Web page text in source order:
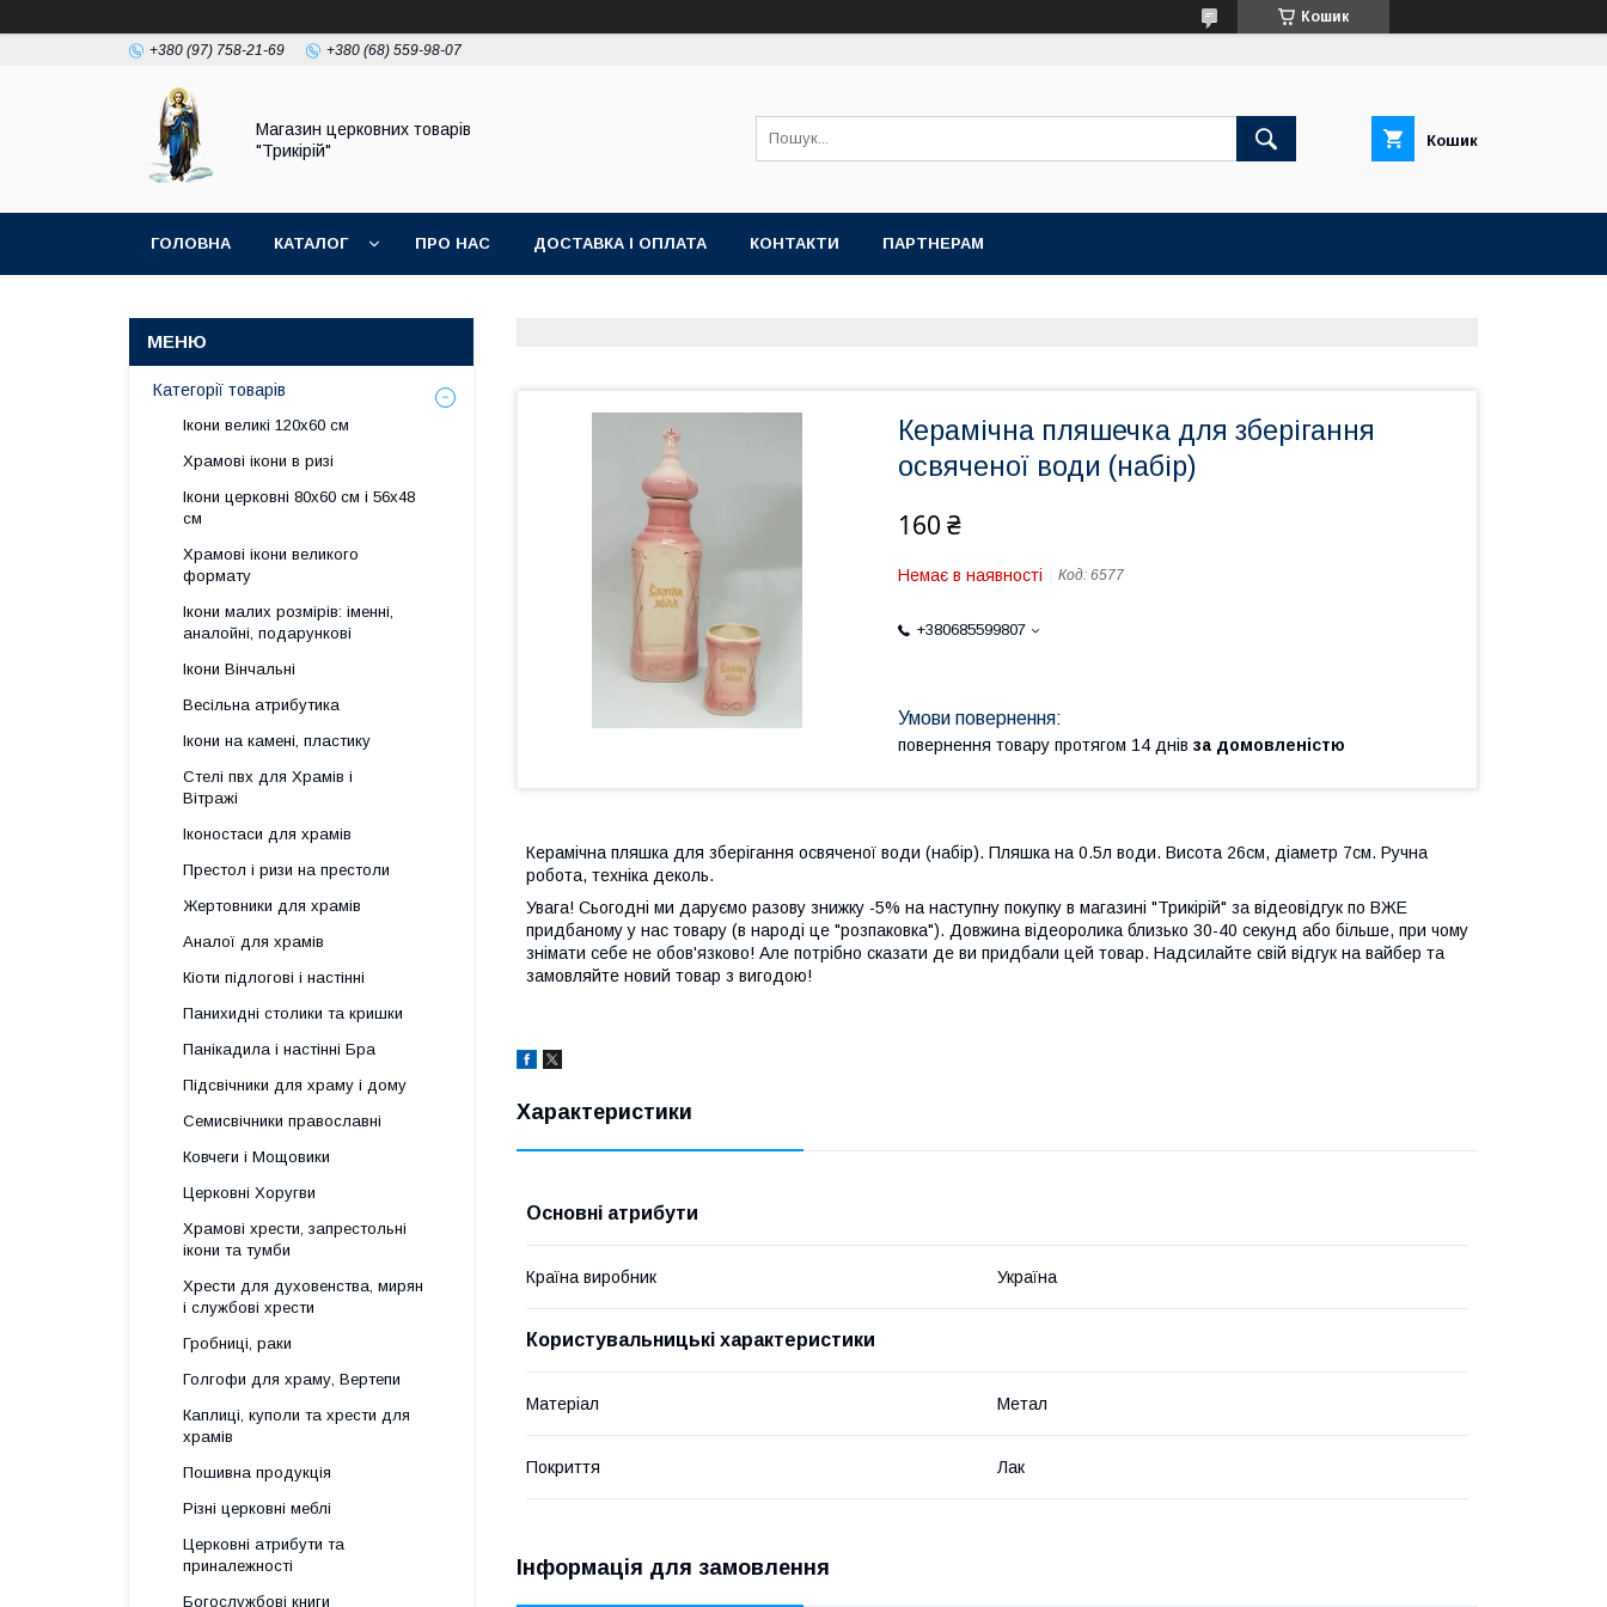
Кошик
+380 (97) 758-21-69 +380 (68) 559-98-07
Магазин церковних товарів
"Трикірій"
Кошик
ГОЛОВНА КАТАЛОГ ПРО НАС ДОСТАВКА І ОПЛАТА КОНТАКТИ ПАРТНЕРАМ
Керамічна пляшечка для зберігання
освяченої води (набір)
160 ₴
Немає в наявності Код: 6577
+380685599807
повернення товару протягом 14 днів за домовленістю
Керамічна пляшка для зберігання освяченої води (набір). Пляшка на 0.5л води. Висота 26см, діаметр 7см. Ручна
робота, техніка деколь.
Увага! Сьогодні ми даруємо разову знижку -5% на наступну покупку в магазині "Трикірій" за відеовідгук по ВЖЕ
придбаному у нас товару (в народі це "розпаковка"). Довжина відеоролика близько 30-40 секунд або більше, при чому
знімати себе не обов'язково! Але потрібно сказати де ви придбали цей товар. Надсилайте свій відгук на вайбер та
замовляйте новий товар з вигодою!
Характеристики
Основні атрибути
Країна виробник Україна
Користувальницькі характеристики
Матеріал Метал
Покриття Лак
Інформація для замовлення
Категорії товарів
Ікони великі 120х60 см
Храмові ікони в ризі
Ікони церковні 80х60 см і 56х48
см
Храмові ікони великого
формату
Ікони малих розмірів: іменні,
аналойні, подарункові
Ікони Вінчальні
Весільна атрибутика
Ікони на камені, пластику
Стелі пвх для Храмів і
Вітражі
Іконостаси для храмів
Престол і ризи на престоли
Жертовники для храмів
Аналої для храмів
Кіоти підлогові і настінні
Панихидні столики та кришки
Панікадила і настінні Бра
Підсвічники для храму і дому
Семисвічники православні
Ковчеги і Мощовики
Церковні Хоругви
Храмові хрести, запрестольні
ікони та тумби
Хрести для духовенства, мирян
і службові хрести
Гробниці, раки
Голгофи для храму, Вертепи
Каплиці, куполи та хрести для
храмів
Пошивна продукція
Різні церковні меблі
Церковні атрибути та
приналежності
Богослужбові книги